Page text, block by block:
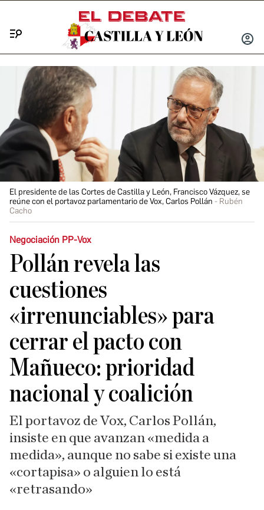
INICIAR
El presidente de las Cortes de Castilla y León, Francisco Vázquez, se
reúne con el portavoz parlamentario de Vox, Carlos Pollán
Rubén
Cacho
Negociación PP-Vox
Pollán revela las
cuestiones
«irrenunciables» para
cerrar el pacto con
Mañueco: prioridad
nacional y coalición
El portavoz de Vox, Carlos Pollán,
insiste en que avanzan «medida a
medida», aunque no sabe si existe una
«cortapisa» o alguien lo está
«retrasando»